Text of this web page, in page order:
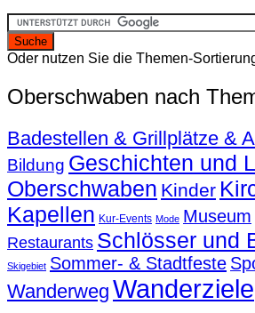
Oder nutzen Sie die Themen-
Oberschwaben nach
Badestellen & Grillplätze &
Bildung Geschichten und
Oberschwaben Kinder
Kapellen Kur-Events Mode Museum
Restaurants Schlösser und
Skigebiet Sommer- & Stadtfeste
Wanderweg Wanderziele